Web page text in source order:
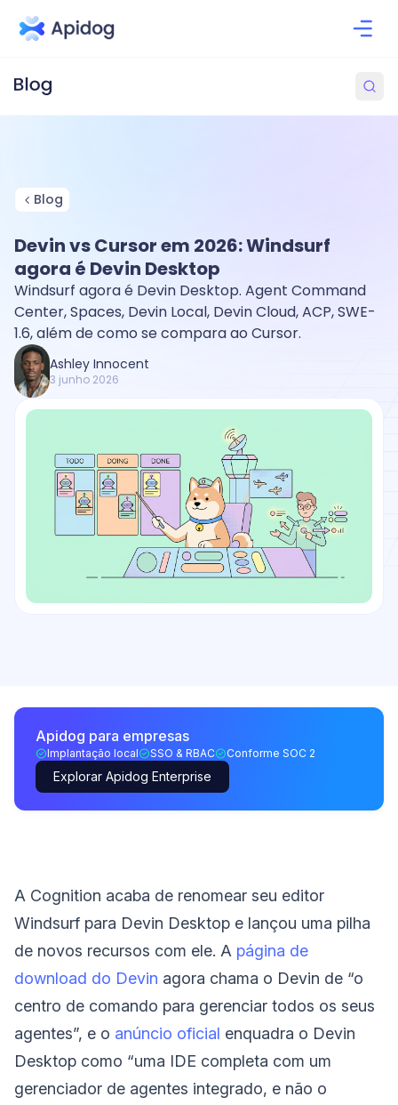
Blog
Devin vs Cursor em 2026: Windsurf
agora é Devin Desktop
Windsurf agora é Devin Desktop. Agent Command
Center, Spaces, Devin Local, Devin Cloud, ACP, SWE-
1.6, além de como se compara ao Cursor.
Ashley Innocent
3 junho 2026
Apidog para empresas
Implantação local SSO & RBAC Conforme SOC 2
Explorar Apidog Enterprise
A Cognition acaba de renomear seu editor
Windsurf para Devin Desktop e lançou uma pilha
de novos recursos com ele. A página de
download do Devin agora chama o Devin de “o
centro de comando para gerenciar todos os seus
agentes”, e o anúncio oficial enquadra o Devin
Desktop como “uma IDE completa com um
gerenciador de agentes integrado, e não o